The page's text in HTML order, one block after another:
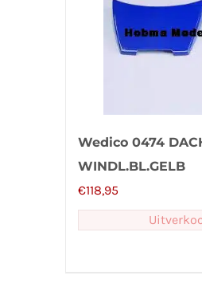
Wedico 0474
WINDL.BL.GELB
€118,95